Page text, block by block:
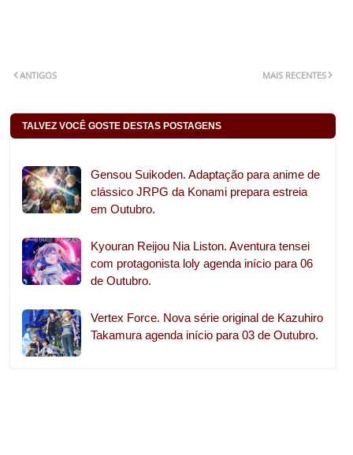
MAIS RECENTES
ANTIGOS
TALVEZ VOCÊ GOSTE DESTAS POSTAGENS
Gensou Suikoden. Adaptação para anime de
clássico JRPG da Konami prepara estreia
em Outubro.
Kyouran Reijou Nia Liston. Aventura tensei
com protagonista loly agenda início para 06
de Outubro.
Vertex Force. Nova série original de Kazuhiro
Takamura agenda início para 03 de Outubro.